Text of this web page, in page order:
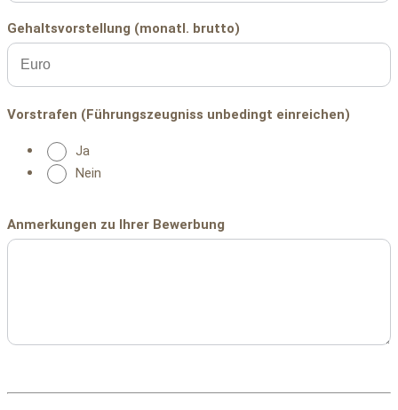
Gehaltsvorstellung (monatl. brutto)
Vorstrafen (Führungszeugniss unbedingt einreichen)
Ja
Nein
Anmerkungen zu Ihrer Bewerbung